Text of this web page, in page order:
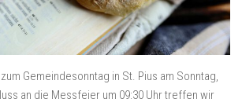
Gemeindesonntag in St. Pius am Sonntag,
an die Messfeier um 09:30 Uhr treffen wir